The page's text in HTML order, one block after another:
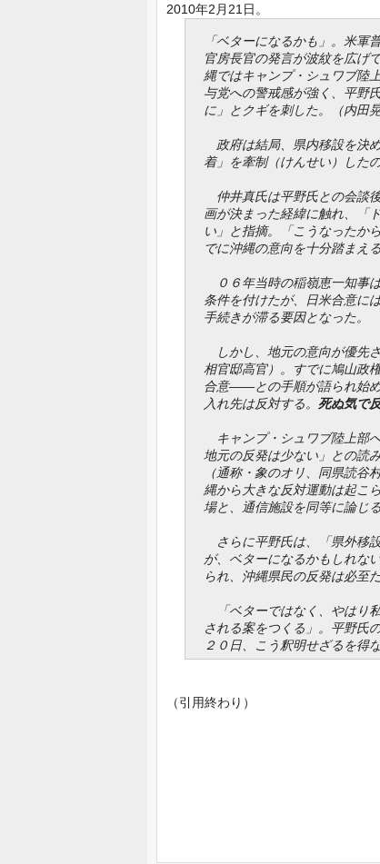
2010年2月21日。
「ベターになるかも」。米
官房長官の発言が波紋を広げ
縄ではキャンプ・シュワブ陸
与党への警戒感が強く、平野
に」とクギを刺した。（内田
政府は結局、県内移設を決
着」を牽制（けんせい）した
仲井真氏は平野氏との会談
画が決まった経緯に触れ、「
い」と指摘。「こうなったか
でに沖縄の意向を十分踏まえ
０６年当時の稲嶺恵一知事
条件を付けたが、日米合意に
手続きが滞る要因となった。
しかし、地元の意向が優先
相官邸高官）。すでに鳩山政
合意――との手順が語られ始
入れ先は反対する。 死ぬ気で
キャンプ・シュワブ陸上部
地元の反発は少ない」との読
（通称・象のオリ、同県読
縄から大きな反対運動は起こ
場と、通信施設を同等に論じ
さらに平野氏は、「県外移
が、ベターになるかもしれな
られ、沖縄県民の反発は必至だ
「ベターではなく、やはり
される案をつくる」。平野氏
２０日、こう釈明せざるを得
（引用終わり）